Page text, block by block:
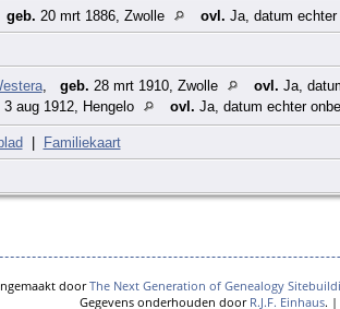
geb. 20 mrt 1886, Zwolle ovl. Ja, datum echter
, geb. 28 mrt 1910, Zwolle ovl. Ja,
3 aug 1912, Hengelo ovl. Ja, datum echter
Familiekaart
doorThe Next Generation of Genealogy
Gegevens onderhouden door R.J.F. Einhaus. |